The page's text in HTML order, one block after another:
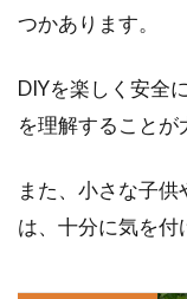
つかあります。
DIYを楽しく安全
を理解することが
また、小さな子
は、十分に気を付